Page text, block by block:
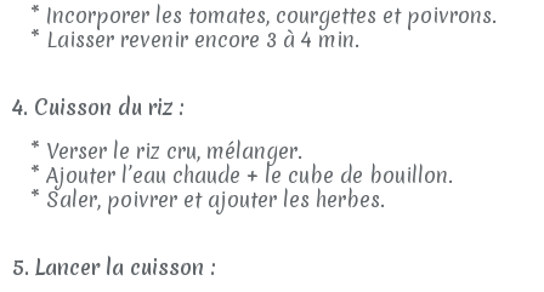
* Incorporer les tomates, courgettes et poivrons.
* Laisser revenir encore 3 à 4 min.
4. Cuisson du riz :
* Verser le riz cru, mélanger.
* Ajouter l’eau chaude + le cube de bouillon.
* Saler, poivrer et ajouter les herbes.
5. Lancer la cuisson :